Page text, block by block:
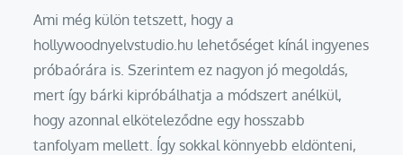
Ami még külön tetszett, hogy a
hollywoodnyelvstudio.hu lehetőséget kínál ingyenes
próbaórára is. Szerintem ez nagyon jó megoldás,
mert így bárki kipróbálhatja a módszert anélkül,
hogy azonnal elköteleződne egy hosszabb
tanfolyam mellett. Így sokkal könnyebb eldönteni,